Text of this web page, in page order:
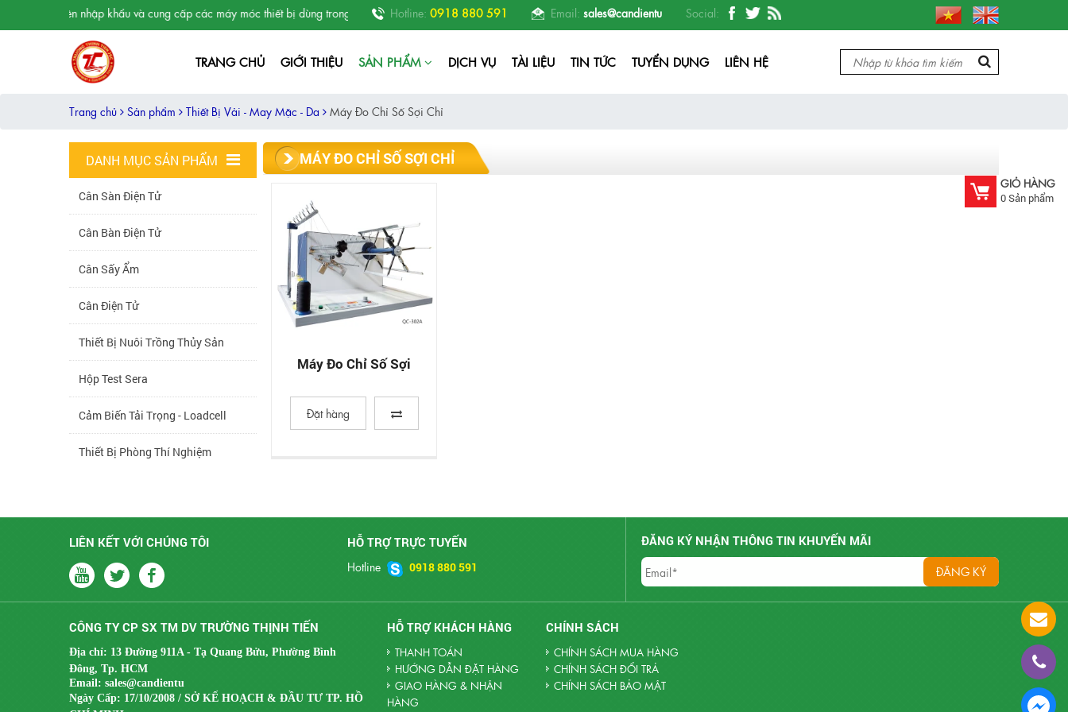
Chuyên nhập khẩu và cung cấp các máy móc thiết bị dùng trong phòng thí nghiệm, phòng nghiên cứu RD, phòng thí nghiệm nhà máy sản xuất thức ăn thủy sản, dây chuyền sản xuất thực phẩm, bao bì, nước uống,
Hotline:0918 880 591 Email: sales@candientu Social:
TRANG CHỦ GIỚI THIỆU SẢN PHẨM DỊCH VỤ TÀI LIỆU TIN TỨC TUYỂN DỤNG LIÊN HỆ
GIỎ HÀNG
0Sản phẩm
Trang chủ Sản phẩm Thiết Bị Vải - May Mặc - Da Máy Đo Chỉ Số Sợi Chỉ
DANH MỤC SẢN PHẨM
Cân Sàn Điện Tử
Cân Bàn Điện Tử
Cân Sấy Ẩm
Cân Điện Tử
Thiết Bị Nuôi Trồng Thủy Sản
Hộp Test Sera
Cảm Biến Tải Trọng - Loadcell
Thiết Bị Phòng Thí Nghiệm
Thiết Bị Môi Trường
Thiết Bị Kiểm Tra Hãng Drick
Thiết Bị Kiểm Tra Hãng Cometech
Thiết Bị Bao Bì Giấy - Carton
Thiết Bị Bao Bì Nhựa
MÁY ĐO CHỈ SỐ SỢI CHỈ
Máy Đo Chỉ Số Sợi
Đặt hàng
LIÊN KẾT VỚI CHÚNG TÔI
HỖ TRỢ TRỰC TUYẾN
Hotline
0918 880 591
ĐĂNG KÝ NHẬN THÔNG TIN KHUYẾN MÃI
CÔNG TY CP SX TM DV TRƯỜNG THỊNH TIẾN
Địa chỉ: 13 Đường 911A - Tạ Quang Bửu, Phường Bình
Đông, Tp. HCM
Email: sales@candientu
Ngày Cấp: 17/10/2008 / SỞ KẾ HOẠCH & ĐẦU TƯ TP. HỒ
HỖ TRỢ KHÁCH HÀNG
THANH TOÁN
HƯỚNG DẪN ĐẶT HÀNG
GIAO HÀNG & NHẬN
HÀNG
CHÍNH SÁCH
CHÍNH SÁCH MUA HÀNG
CHÍNH SÁCH ĐỔI TRẢ
CHÍNH SÁCH BẢO MẬT